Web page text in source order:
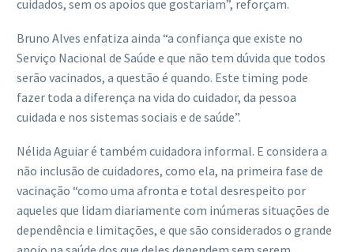
cuidados, sem os apoios que gostariam”, reforçam.
Bruno Alves enfatiza ainda “a confiança que existe no
Serviço Nacional de Saúde e que não tem dúvida que todos
serão vacinados, a questão é quando. Este timing pode
fazer toda a diferença na vida do cuidador, da pessoa
cuidada e nos sistemas sociais e de saúde”.
Nélida Aguiar é também cuidadora informal. E considera a
não inclusão de cuidadores, como ela, na primeira fase de
vacinação “como uma afronta e total desrespeito por
aqueles que lidam diariamente com inúmeras situações de
dependência e limitações, e que são considerados o grande